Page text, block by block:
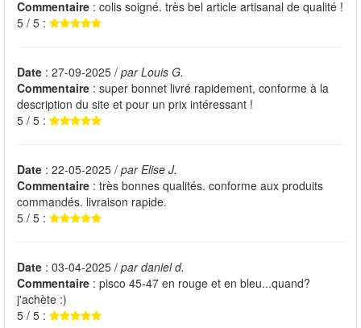
Commentaire : colis soigné. très bel article artisanal de qualité !
5 / 5 :
Date : 27-09-2025 / par Louis G.
Commentaire : super bonnet livré rapidement, conforme à la
description du site et pour un prix intéressant !
5 / 5 :
Date : 22-05-2025 / par Elise J.
Commentaire : très bonnes qualités. conforme aux produits
commandés. livraison rapide.
5 / 5 :
Date : 03-04-2025 / par daniel d.
Commentaire : pisco 45-47 en rouge et en bleu...quand?
j'achète :)
5 / 5 :